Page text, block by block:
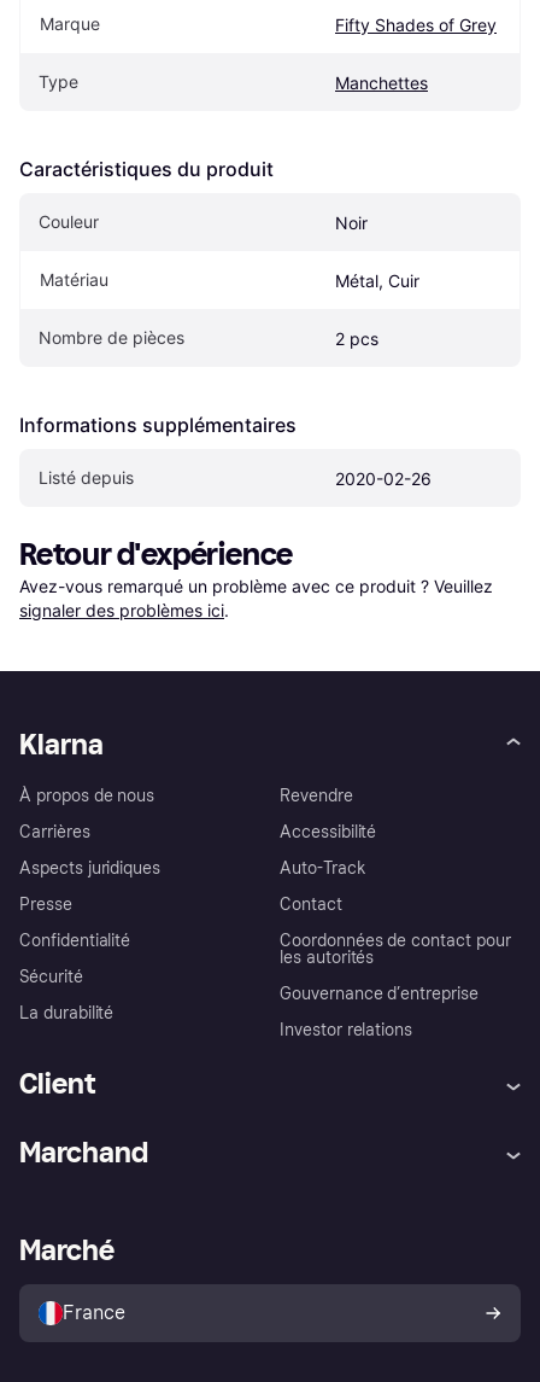
Marque Fifty Shades of Grey
Type Manchettes
Caractéristiques du produit
Couleur Noir
Matériau Métal, Cuir
Nombre de pièces 2 pcs
Informations supplémentaires
Listé depuis 2020-02-26
Retour d'expérience
Avez-vous remarqué un problème avec ce produit ? Veuillez
signaler des problèmes ici.
Klarna
À propos de nous
Carrières
Aspects juridiques
Presse
Confidentialité
Sécurité
La durabilité
Revendre
Accessibilité
Auto-Track
Contact
Coordonnées de contact pour
les autorités
Gouvernance d’entreprise
Investor relations
Client
Explorez les magasins
Politique de protection de
l’acheteur Klarna
Marchand
Portail Marchand
Marché
France